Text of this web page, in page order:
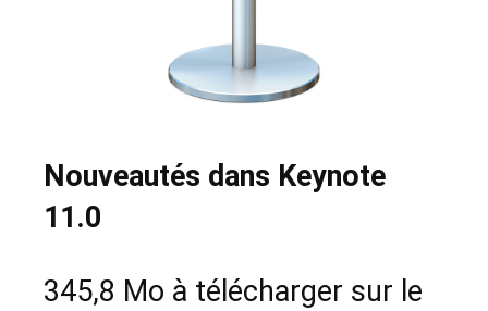
Nouveautés dans Keynote
11.0
345,8 Mo à télécharger sur le